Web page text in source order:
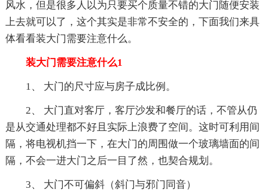
风水，但是很多人以为只要买个质量不错的大门随便安装
上去就可以了，这个其实是非常不安全的，下面我们来具
体看看装大门需要注意什么。
装大门需要注意什么1
1、 大门的尺寸应与房子成比例。
2、 大门直对客厅，客厅沙发和餐厅的话，不管从仍
是从交通处理都不好且实际上浪费了空间。这时可利用间
隔，将电视机挡一下，在大门的周围做一个玻璃墙面的间
隔，不会一进大门之后一目了然，也契合规划。
3、 大门不可偏斜（斜门与邪门同音）